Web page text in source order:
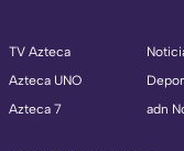
TV Azteca
Azteca UNO
Azteca 7
adn